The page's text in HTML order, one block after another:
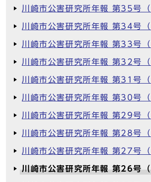
川崎市公害研究所年報 第35号
川崎市公害研究所年報 第34号
川崎市公害研究所年報 第33号
川崎市公害研究所年報 第32号
川崎市公害研究所年報 第31号
川崎市公害研究所年報 第30号
川崎市公害研究所年報 第29号
川崎市公害研究所年報 第28号
川崎市公害研究所年報 第27号
川崎市公害研究所年報 第26号